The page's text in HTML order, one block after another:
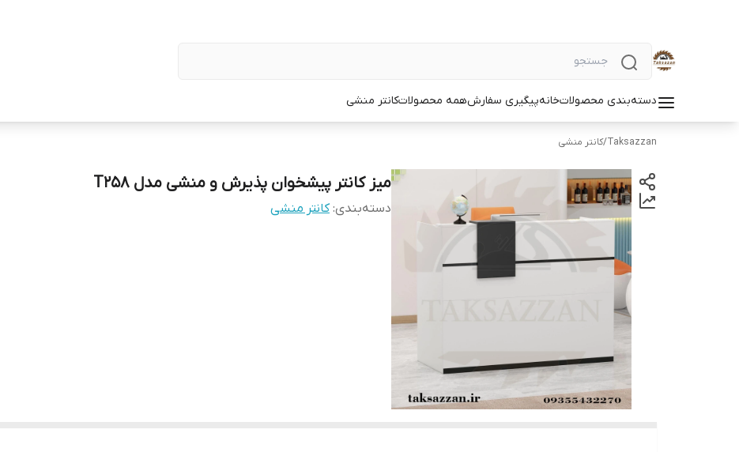
دسته‌بندی محصولاتخانهپیگیری سفارشهمه محصولاتکانتر منشی
Taksazzan
/کانتر منشی
میز کانتر پیشخوان پذیرش و منشی مدل T258
دسته‌بندی:کانتر منشی